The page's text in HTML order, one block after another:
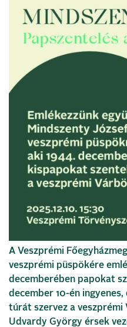
A Veszprémi
veszprémi püspökére
decemberében papokat
december 10-én
túrát szervez a
Udvardy György érsek